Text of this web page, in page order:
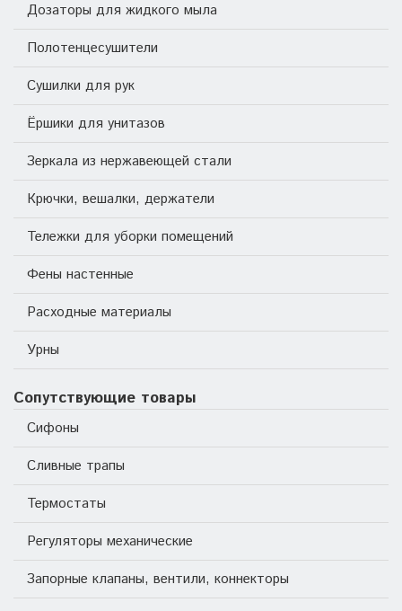
Дозаторы для жидкого мыла
Полотенцесушители
Сушилки для рук
Ёршики для унитазов
Зеркала из нержавеющей стали
Крючки, вешалки, держатели
Тележки для уборки помещений
Фены настенные
Расходные материалы
Урны
Сопутствующие товары
Сифоны
Сливные трапы
Термостаты
Регуляторы механические
Запорные клапаны, вентили, коннекторы